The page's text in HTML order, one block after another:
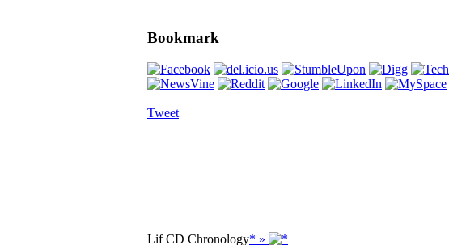
Bookmark
Tweet
Lif CD Chronology* »